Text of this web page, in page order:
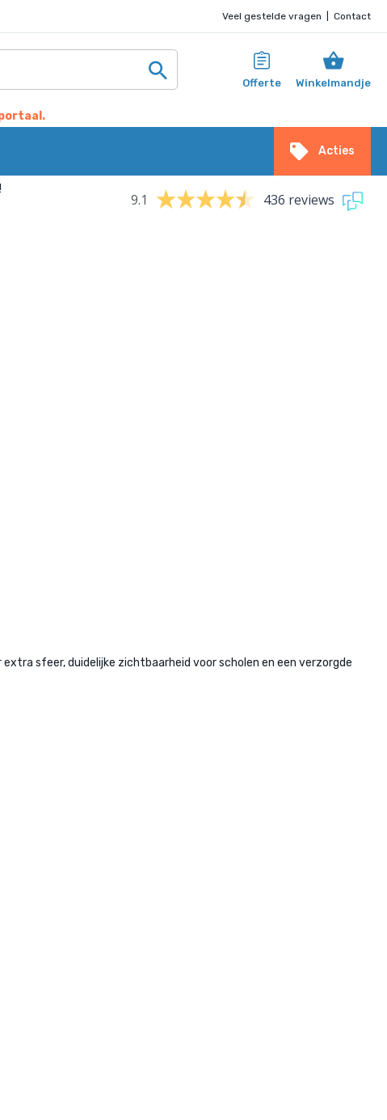
Veel gestelde vragen Contact
Offerte Winkelmandje
Acties
!
9.1 436 reviews
sfeer, duidelijke zichtbaarheid voor scholen en een verzorgde